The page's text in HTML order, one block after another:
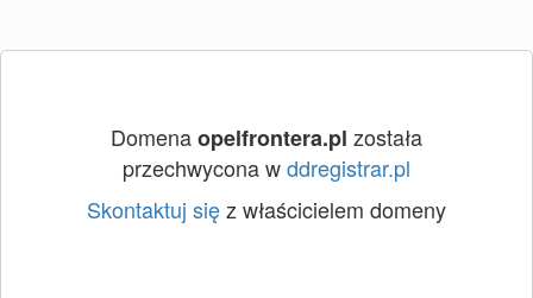
Domenaopelfrontera.pl została
przechwycona wddregistrar.pl
Skontaktuj sięz właścicielem domeny